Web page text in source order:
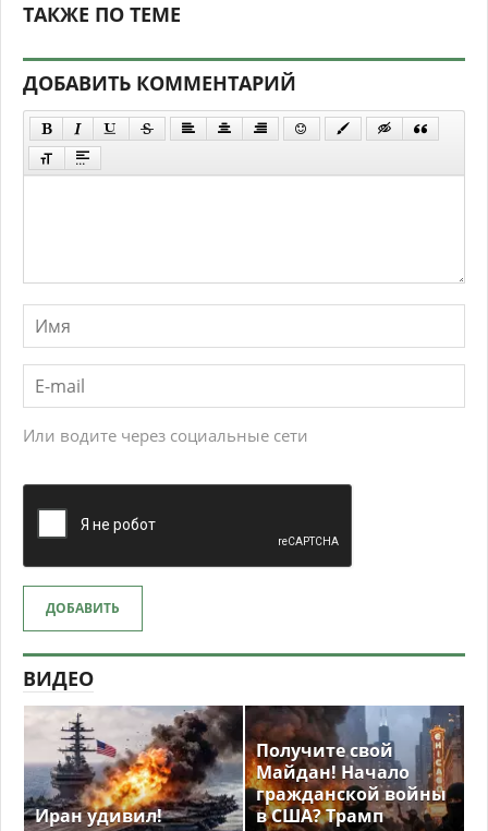
ТАКЖЕ ПО ТЕМЕ
ДОБАВИТЬ КОММЕНТАРИЙ
Или водите через социальные сети
ДОБАВИТЬ
ВИДЕО
Иран удивил!
Получите свой
Майдан! Начало
гражданской войны
в США? Трамп